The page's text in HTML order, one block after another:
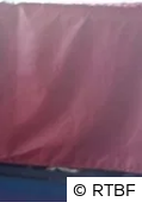
© RTBF